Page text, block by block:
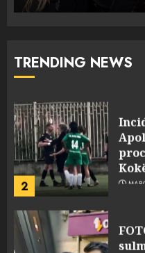
TRENDING NEWS
1
2